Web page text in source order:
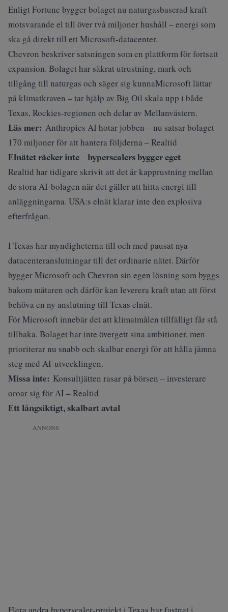
Enligt Fortune bygger bolaget nu naturgasbaserad kraft
motsvarande el till över två miljoner hushåll – energi som
ska gå direkt till ett Microsoft-datacenter.
Chevron beskriver satsningen som en plattform för fortsatt
expansion. Bolaget har säkrat utrustning, mark och
tillgång till naturgas och säger sig kunnaMicrosoft lättar
på klimatkraven – tar hjälp av Big Oil skala upp i både
Texas, Rockies‑regionen och delar av Mellanvästern.
Läs mer: Anthropics AI hotar jobben – nu satsar bolaget
170 miljoner för att hantera följderna – Realtid
Elnätet räcker inte – hyperscalers bygger eget
Realtid har tidigare skrivit att det är kapprustning mellan
de stora AI-bolagen när det gäller att hitta energi till
anläggningarna. USA:s elnät klarar inte den explosiva
efterfrågan.
I Texas har myndigheterna till och med pausat nya
datacenteranslutningar till det ordinarie nätet. Därför
bygger Microsoft och Chevron sin egen lösning som byggs
bakom mätaren och därför kan leverera kraft utan att först
behöva en ny anslutning till Texas elnät.
För Microsoft innebär det att klimatmålen tillfälligt får stå
tillbaka. Bolaget har inte övergett sina ambitioner, men
prioriterar nu snabb och skalbar energi för att hålla jämna
steg med AI‑utvecklingen.
Missa inte: Konsultjätten rasar på börsen – investerare
oroar sig för AI – Realtid
Ett långsiktigt, skalbart avtal
ANNONS